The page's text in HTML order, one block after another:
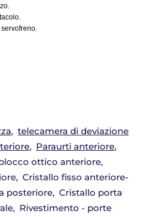
telecamera di deviazione
Paraurti anteriore
ottico anteriore
Cristallo fisso anteriore-
posteriore Cristallo porta
Rivestimento - porte